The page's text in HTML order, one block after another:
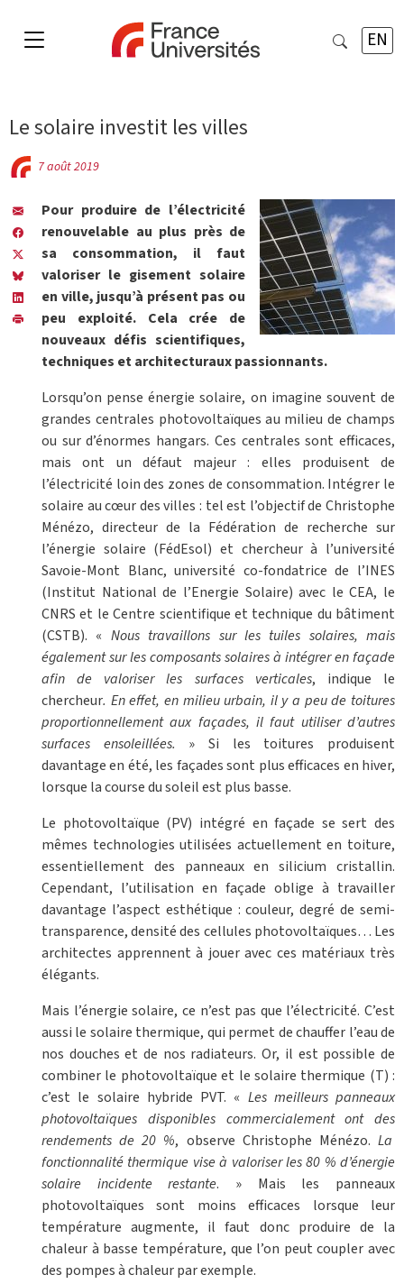
EN
Le solaire investit les villes
7 août 2019
Pour produire de l’électricité
renouvelable au plus près de
sa consommation, il faut
valoriser le gisement solaire
en ville, jusqu’à présent pas ou
peu exploité. Cela crée de
nouveaux défis scientifiques,
techniques et architecturaux passionnants.
Lorsqu’on pense énergie solaire, on imagine souvent de
grandes centrales photovoltaïques au milieu de champs
ou sur d’énormes hangars. Ces centrales sont efficaces,
mais ont un défaut majeur : elles produisent de
l’électricité loin des zones de consommation. Intégrer le
solaire au cœur des villes : tel est l’objectif de Christophe
Ménézo, directeur de la Fédération de recherche sur
l’énergie solaire (FédEsol) et chercheur à l’université
Savoie-Mont Blanc, université co-fondatrice de l’INES
(Institut National de l’Energie Solaire) avec le CEA, le
CNRS et le Centre scientifique et technique du bâtiment
(CSTB). « Nous travaillons sur les tuiles solaires, mais
également sur les composants solaires à intégrer en façade
afin de valoriser les surfaces verticales, indique le
chercheur. En effet, en milieu urbain, il y a peu de toitures
proportionnellement aux façades, il faut utiliser d’autres
surfaces ensoleillées. » Si les toitures produisent
davantage en été, les façades sont plus efficaces en hiver,
lorsque la course du soleil est plus basse.
Le photovoltaïque (PV) intégré en façade se sert des
mêmes technologies utilisées actuellement en toiture,
essentiellement des panneaux en silicium cristallin.
Cependant, l’utilisation en façade oblige à travailler
davantage l’aspect esthétique : couleur, degré de semi-
transparence, densité des cellules photovoltaïques… Les
architectes apprennent à jouer avec ces matériaux très
élégants.
Mais l’énergie solaire, ce n’est pas que l’électricité. C’est
aussi le solaire thermique, qui permet de chauffer l’eau de
nos douches et de nos radiateurs. Or, il est possible de
combiner le photovoltaïque et le solaire thermique (T) :
c’est le solaire hybride PVT. « Les meilleurs panneaux
photovoltaïques disponibles commercialement ont des
rendements de 20 %, observe Christophe Ménézo.La
fonctionnalité thermique vise à valoriser les 80 % d’énergie
solaire incidente restante. » Mais les panneaux
photovoltaïques sont moins efficaces lorsque leur
température augmente, il faut donc produire de la
chaleur à basse température, que l’on peut coupler avec
des pompes à chaleur par exemple.